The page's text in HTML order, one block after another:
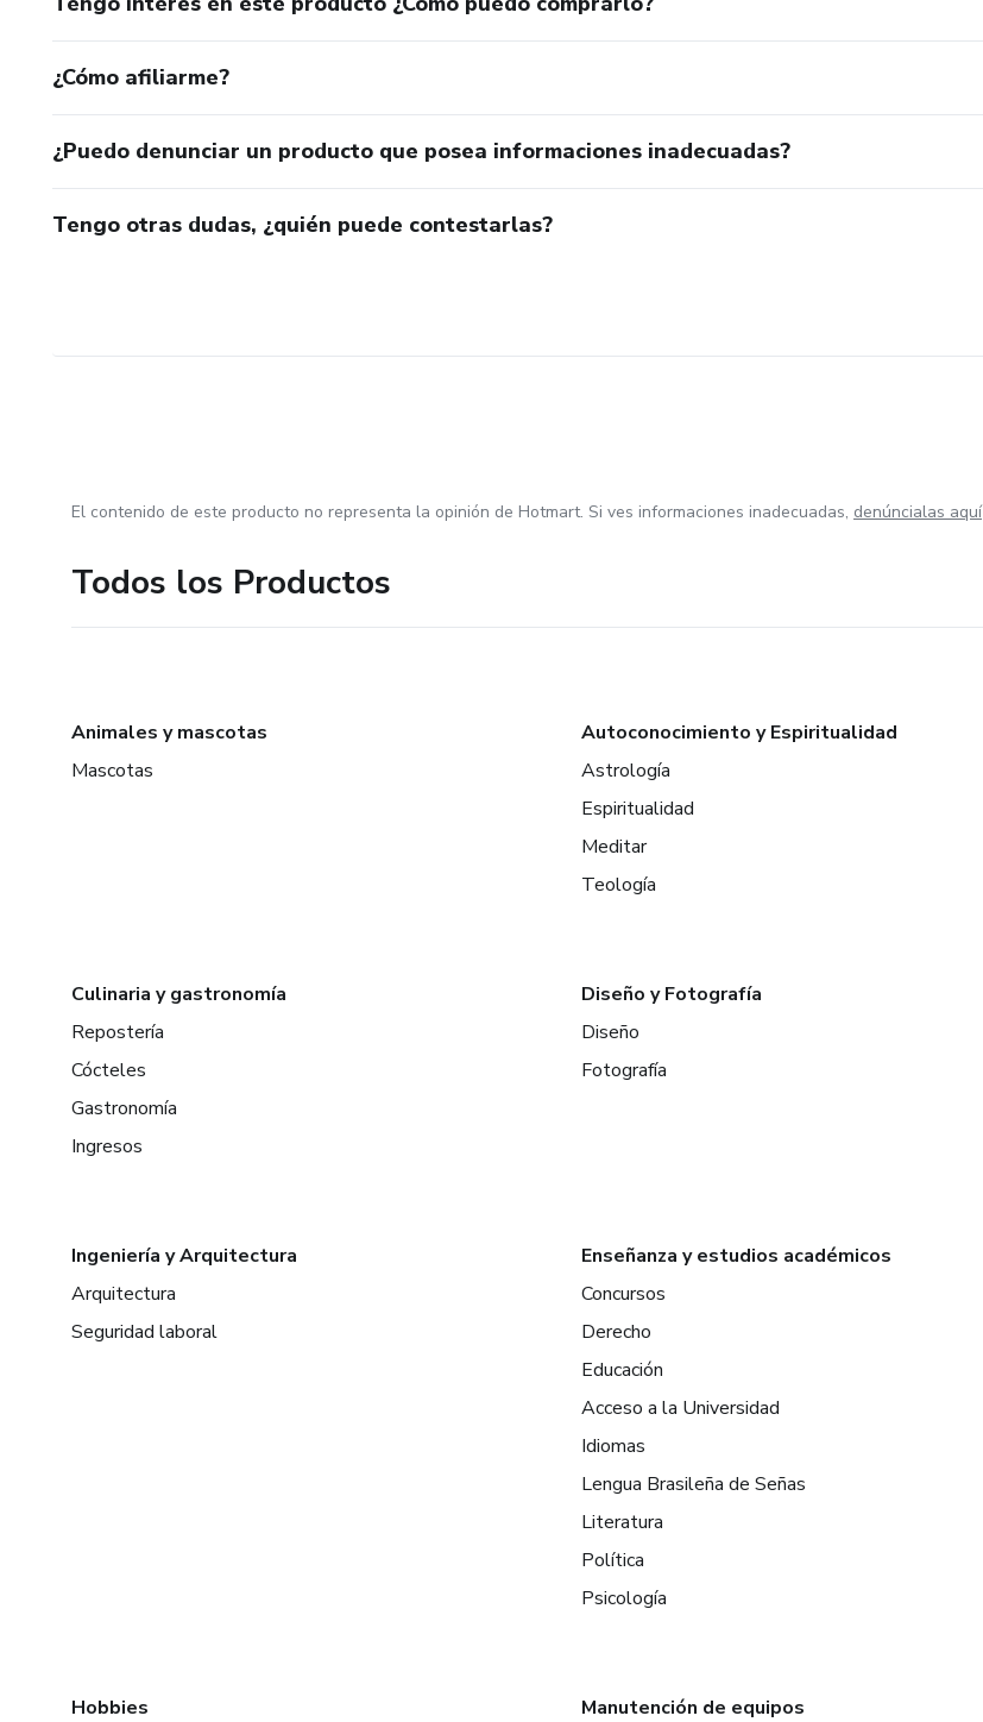
¿Cómo afiliarme?
¿Puedo denunciar un producto que posea informaciones inadecuadas?
Tengo otras dudas, ¿quién puede contestarlas?
El contenido de este producto no representa la opinión de Hotmart. Si ves informaciones inadecuadas, denúncialas aquí
Todos los Productos
Animales y mascotas
Mascotas
Autoconocimiento y Espiritualidad
Astrología
Espiritualidad
Meditar
Teología
Culinaria y gastronomía
Repostería
Cócteles
Gastronomía
Ingresos
Diseño y Fotografía
Diseño
Fotografía
Ingeniería y Arquitectura
Arquitectura
Seguridad laboral
Enseñanza y estudios académicos
Concursos
Derecho
Educación
Acceso a la Universidad
Idiomas
Lengua Brasileña de Señas
Literatura
Política
Psicología
Hobbies
Manutención de equipos